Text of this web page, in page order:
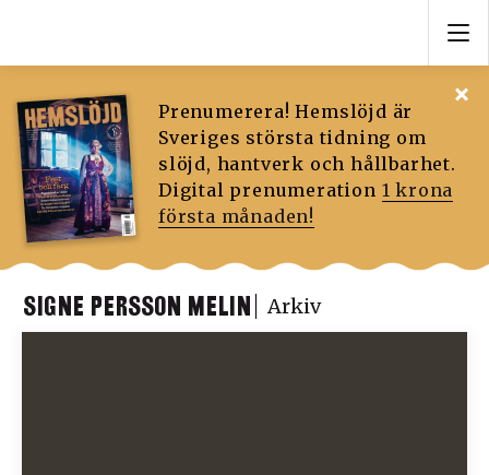
Prenumerera! Hemslöjd är
Sveriges största tidning om
slöjd, hantverk och hållbarhet.
Digital prenumeration 1 krona
första månaden!
SIGNE PERSSON MELIN Arkiv